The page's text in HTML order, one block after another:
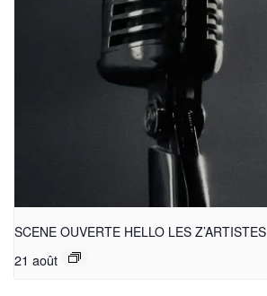
SCENE OUVERTE HELLO LES Z’ARTISTES
21 août